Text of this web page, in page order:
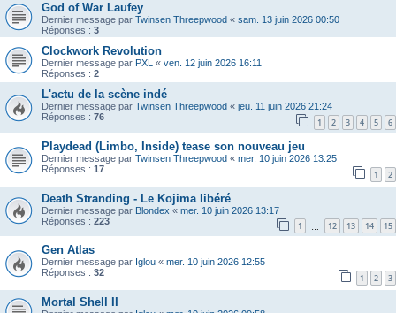
God of War Laufey
Dernier message par Twinsen Threepwood « sam. 13 juin 2026 00:50
Réponses : 3
Clockwork Revolution
Dernier message par PXL « ven. 12 juin 2026 16:11
Réponses : 2
L'actu de la scène indé
Dernier message par Twinsen Threepwood « jeu. 11 juin 2026 21:24
Réponses : 76 1 2 3 4 5 6
Playdead (Limbo, Inside) tease son nouveau jeu
Dernier message par Twinsen Threepwood « mer. 10 juin 2026 13:25
Réponses : 17 1 2
Death Stranding - Le Kojima libéré
Dernier message par Blondex « mer. 10 juin 2026 13:17
Réponses : 223 1 12 13 14 15
Gen Atlas
Dernier message par Iglou « mer. 10 juin 2026 12:55
Réponses : 32 1 2 3
Mortal Shell II